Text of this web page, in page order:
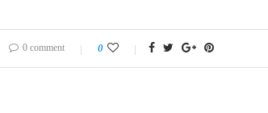
0 comment 0